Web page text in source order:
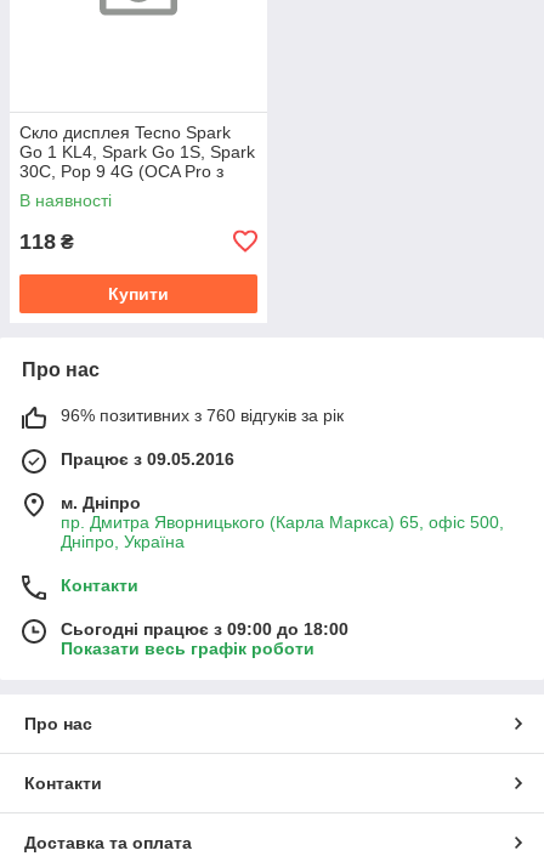
Скло дисплея Tecno Spark
Go 1 KL4, Spark Go 1S, Spark
30C, Pop 9 4G (OCA Pro з
плівкою)
В наявності
118 ₴
Купити
Про нас
96% позитивних з 760 відгуків за рік
Працює з 09.05.2016
м. Дніпро
пр. Дмитра Яворницького (Карла Маркса) 65, офіс 500,
Дніпро, Україна
Контакти
Сьогодні працює з 09:00 до 18:00
Показати весь графік роботи
Про нас
Контакти
Доставка та оплата